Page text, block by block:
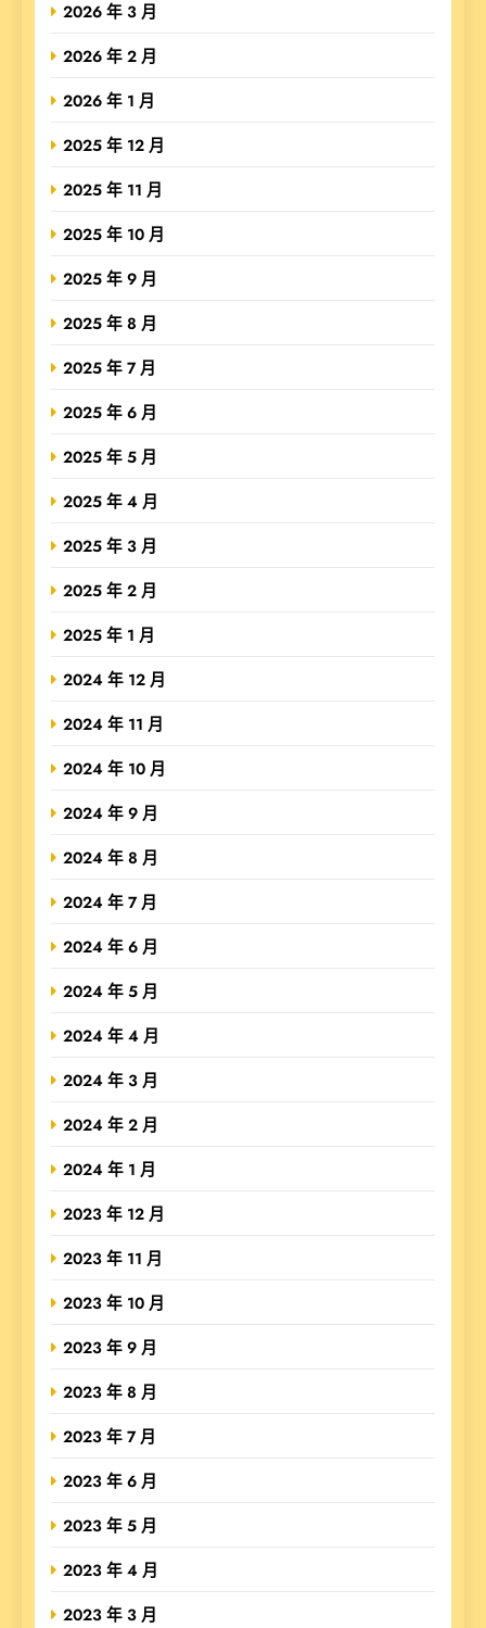
2026 年 3 月
2026 年 2 月
2026 年 1 月
2025 年 12 月
2025 年 11 月
2025 年 10 月
2025 年 9 月
2025 年 8 月
2025 年 7 月
2025 年 6 月
2025 年 5 月
2025 年 4 月
2025 年 3 月
2025 年 2 月
2025 年 1 月
2024 年 12 月
2024 年 11 月
2024 年 10 月
2024 年 9 月
2024 年 8 月
2024 年 7 月
2024 年 6 月
2024 年 5 月
2024 年 4 月
2024 年 3 月
2024 年 2 月
2024 年 1 月
2023 年 12 月
2023 年 11 月
2023 年 10 月
2023 年 9 月
2023 年 8 月
2023 年 7 月
2023 年 6 月
2023 年 5 月
2023 年 4 月
2023 年 3 月